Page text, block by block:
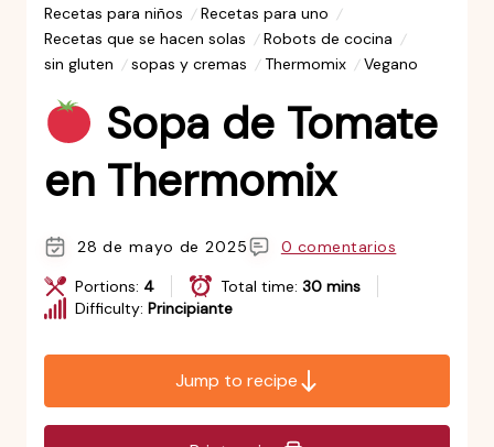
Recetas para niños
Recetas para uno
Recetas que se hacen solas
Robots de cocina
sin gluten
sopas y cremas Thermomix Vegano
Sopa de Tomate
en Thermomix
28 de mayo de 2025
0 comentarios
Portions: 4 Total time: 30 mins
Difficulty: Principiante
Jump to recipe